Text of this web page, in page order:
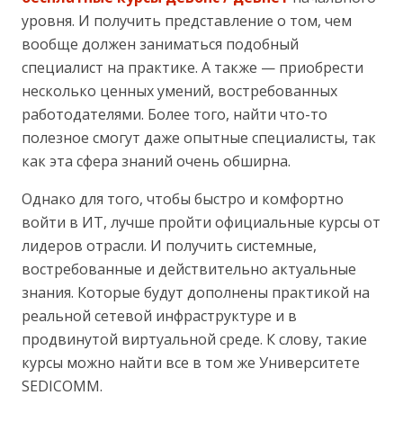
уровня. И получить представление о том, чем
вообще должен заниматься подобный
специалист на практике. А также — приобрести
несколько ценных умений, востребованных
работодателями. Более того, найти что-то
полезное смогут даже опытные специалисты, так
как эта сфера знаний очень обширна.
Однако для того, чтобы быстро и комфортно
войти в ИТ, лучше пройти официальные курсы от
лидеров отрасли. И получить системные,
востребованные и действительно актуальные
знания. Которые будут дополнены практикой на
реальной сетевой инфраструктуре и в
продвинутой виртуальной среде. К слову, такие
курсы можно найти все в том же Университете
SEDICOMM.